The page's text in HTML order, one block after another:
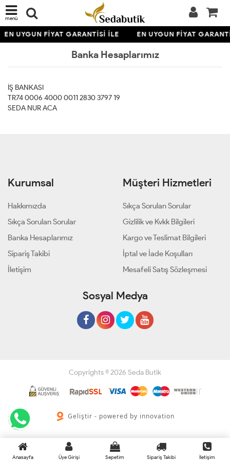
menü
EN UYGUN FİYAT GARANTİSİ İLE EN UYGUN FİYAT
Banka Hesaplarımız
İŞ BANKASI
TR74 0006 4000 0011 2830 3797 19
SEDA NUR ACA
Kurumsal
Hakkımızda
Sıkça Sorulan Sorular
Banka Hesaplarımız
Sipariş Takibi
İletişim
Müşteri Hizmetleri
Sıkça Sorulan Sorular
Gizlilik ve Kvkk Bilgileri
Kargo ve Teslimat Bilgileri
İptal ve İade Koşulları
Mesafeli Satış Sözleşmesi
Sosyal Medya
Copyrights © 2026 Seda Butik
Geliştir - powered by innovation
Anasayfa Üye Girişi Sepetim Sipariş Takibi İletişim